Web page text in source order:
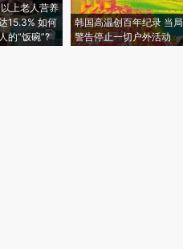
上老人营养
15.3% 如何
的“饭碗”?
韩国高温创百年纪录 当局
警告停止一切户外活动